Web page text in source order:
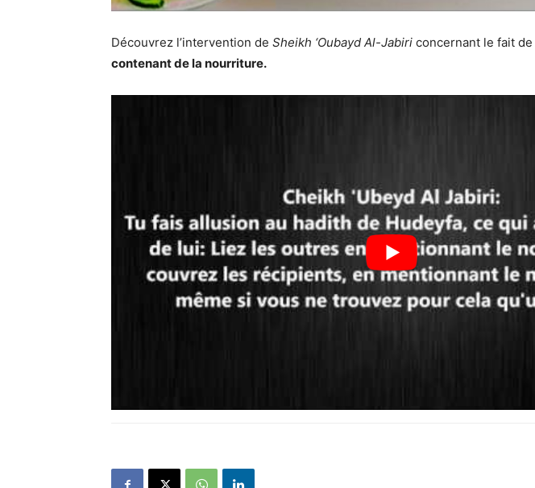
Découvrez l’intervention de Sheikh ‘Oubayd Al-Jabiri concernant le fait de
contenant de la nourriture.